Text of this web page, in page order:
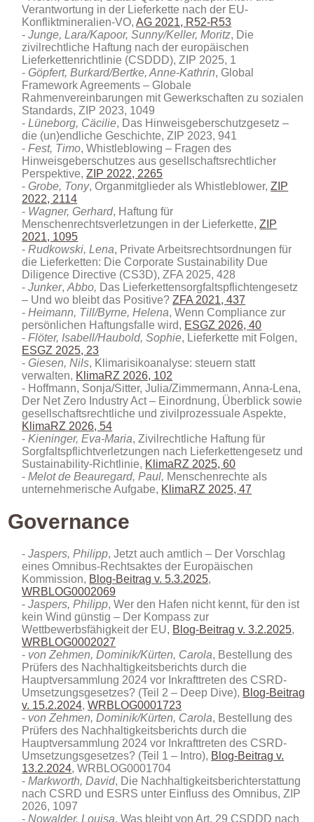
Verantwortung in der Lieferkette nach der EU-
Konfliktmineralien-VO,AG 2021, R52-R53
Junge, Lara/Kapoor, Sunny/Keller, Moritz, Die
zivilrechtliche Haftung nach der europäischen
Lieferkettenrichtlinie (CSDDD), ZIP 2025, 1
Göpfert, Burkard/Bertke, Anne-Kathrin, Global
Framework Agreements – Globale
Rahmenvereinbarungen mit Gewerkschaften zu sozialen
Standards, ZIP 2023, 1049
Lüneborg, Cäcilie, Das Hinweisgeberschutzgesetz –
die (un)endliche Geschichte, ZIP 2023, 941
Fest, Timo, Whistleblowing – Fragen des
Hinweisgeberschutzes aus gesellschaftsrechtlicher
Perspektive,ZIP 2022, 2265
Grobe, Tony, Organmitglieder als Whistleblower,ZIP
2022, 2114
Wagner, Gerhard, Haftung für
Menschenrechtsverletzungen in der Lieferkette,ZIP
2021, 1095
Rudkowski, Lena, Private Arbeitsrechtsordnungen für
die Lieferketten: Die Corporate Sustainability Due
Diligence Directive (CS3D), ZFA 2025, 428
Junker,Abbo, Das Lieferkettensorgfaltspflichtengesetz
– Und wo bleibt das Positive?ZFA 2021, 437
Heimann, Till/Byrne, Helena, Wenn Compliance zur
persönlichen Haftungsfalle wird, ESGZ 2026, 40
Flöter, Isabell/Haubold, Sophie, Lieferkette mit Folgen,
ESGZ 2025, 23
Giesen, Nils, Klimarisikoanalyse: steuern statt
verwalten, KlimaRZ 2026, 102
Hoffmann, Sonja/Sitter, Julia/Zimmermann, Anna-Lena,
Der Net Zero Industry Act – Einordnung, Überblick sowie
gesellschaftsrechtliche und zivilprozessuale Aspekte,
KlimaRZ 2026, 54
Kieninger, Eva-Maria, Zivilrechtliche Haftung für
Sorgfaltspflichtverletzungen nach Lieferkettengesetz und
Sustainability-Richtlinie, KlimaRZ 2025, 60
Melot de Beauregard, Paul, Menschenrechte als
unternehmerische Aufgabe, KlimaRZ 2025, 47
Governance
Jaspers, Philipp, Jetzt auch amtlich – Der Vorschlag
eines Omnibus-Rechtsaktes der Europäischen
Kommission, Blog-Beitrag v. 5.3.2025,
WRBLOG0002069
Jaspers, Philipp, Wer den Hafen nicht kennt, für den ist
kein Wind günstig – Der Kompass zur
Wettbewerbsfähigkeit der EU, Blog-Beitrag v. 3.2.2025,
WRBLOG0002027
von Zehmen, Dominik/Kürten, Carola, Bestellung des
Prüfers des Nachhaltigkeitsberichts durch die
Hauptversammlung 2024 vor Inkrafttreten des CSRD-
Umsetzungsgesetzes? (Teil 2 – Deep Dive), Blog-Beitrag
v. 15.2.2024,WRBLOG0001723
von Zehmen, Dominik/Kürten, Carola, Bestellung des
Prüfers des Nachhaltigkeitsberichts durch die
Hauptversammlung 2024 vor Inkrafttreten des CSRD-
Umsetzungsgesetzes? (Teil 1 – Intro), Blog-Beitrag v.
13.2.2024, WRBLOG0001704
Markworth, David, Die Nachhaltigkeitsberichterstattung
nach CSRD und ESRS unter Einfluss des Omnibus, ZIP
2026, 1097
Nowalder, Louisa, Was bleibt von Art. 29 CSDDD nach